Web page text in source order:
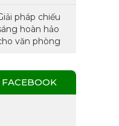
pháp chiếu
hoàn hảo
văn phòng